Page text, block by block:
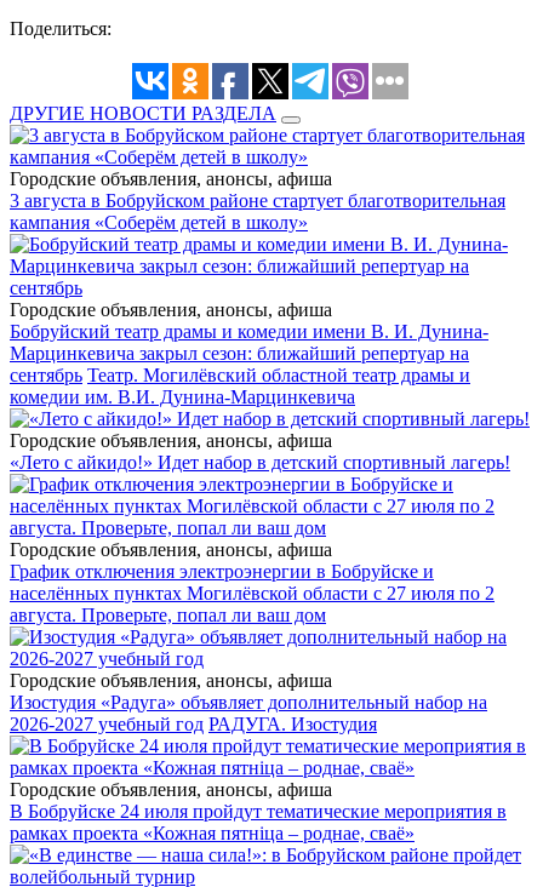
Поделиться:
ДРУГИЕ НОВОСТИ РАЗДЕЛА
Городские объявления, анонсы, афиша
3 августа в Бобруйском районе стартует благотворительная
кампания «Соберём детей в школу»
Городские объявления, анонсы, афиша
Бобруйский театр драмы и комедии имени В. И. Дунина-
Марцинкевича закрыл сезон: ближайший репертуар на
сентябрь Театр. Могилёвский областной театр драмы и
комедии им. В.И. Дунина-Марцинкевича
Городские объявления, анонсы, афиша
«Лето с айкидо!» Идет набор в детский спортивный лагерь!
Городские объявления, анонсы, афиша
График отключения электроэнергии в Бобруйске и
населённых пунктах Могилёвской области с 27 июля по 2
августа. Проверьте, попал ли ваш дом
Городские объявления, анонсы, афиша
Изостудия «Радуга» объявляет дополнительный набор на
2026-2027 учебный год РАДУГА. Изостудия
Городские объявления, анонсы, афиша
В Бобруйске 24 июля пройдут тематические мероприятия в
рамках проекта «Кожная пятніца – роднае, сваё»